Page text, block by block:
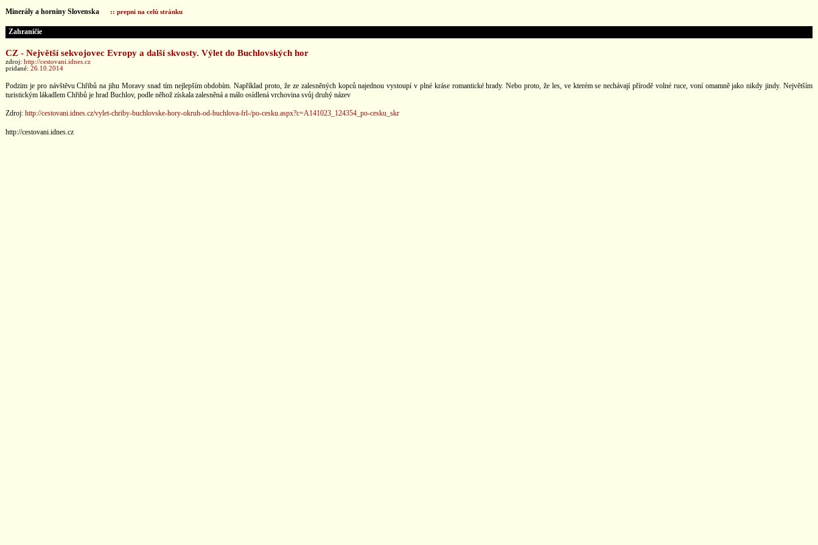
Minerály a horniny Slovenska :: prepni na celú stránku
Zahraničie
CZ - Největší sekvojovec Evropy a další skvosty. Výlet do Buchlovských hor
zdroj: http://cestovani.idnes.cz
pridané: 26.10.2014
Podzim je pro návštěvu Chřibů na jihu Moravy snad tím nejlepším obdobím. Například proto, že ze zalesněných kopců najednou vystoupí v plné kráse romantické hrady. Nebo proto, že les, ve kterém se nechávají přírodě volné ruce, voní omamně jako nikdy jindy. Největším
turistickým lákadlem Chřibů je hrad Buchlov, podle něhož získala zalesněná a málo osídlená vrchovina svůj druhý název
Zdroj: http://cestovani.idnes.cz/vylet-chriby-buchlovske-hory-okruh-od-buchlova-frl-/po-cesku.aspx?c=A141023_124354_po-cesku_skr
http://cestovani.idnes.cz